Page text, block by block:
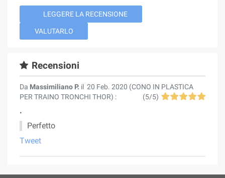
LEGGERE LA RECENSIONE
VALUTARLO
Recensioni
Da Massimiliano P. il 20 Feb. 2020 (CONO IN PLASTICA
PER TRAINO TRONCHI THOR) : (5/5)
.
Perfetto
Tweet